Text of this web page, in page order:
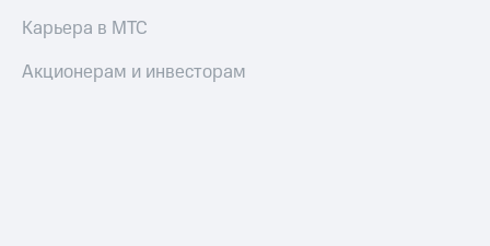
Карьера в МТС
Акционерам и инвесторам